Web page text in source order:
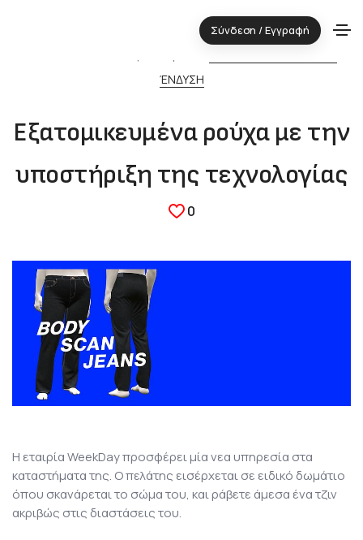
Σύνδεση / Εγγραφή
ΈΝΔΥΣΗ
Εξατομικευμένα ρούχα με την
υποστήριξη της τεχνολογίας
0
Η εταιρία WeekDay προσφέρει μία νεα υπηρεσία στα
καταστήματα της. Ο πελάτης εισέρχεται σε ειδικό δωμάτιο
όπου σκανάρεται το σώμα του, και ράβετε άμεσα ένα τζιν
ακριβώς στις διαστάσεις του.